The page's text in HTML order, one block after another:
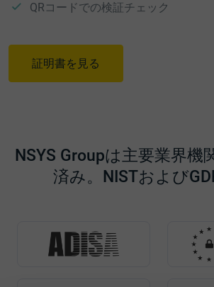
QRコードでの検証チェック
証明書を見る
NSYS Groupは主要業界機
済み。NISTおよび